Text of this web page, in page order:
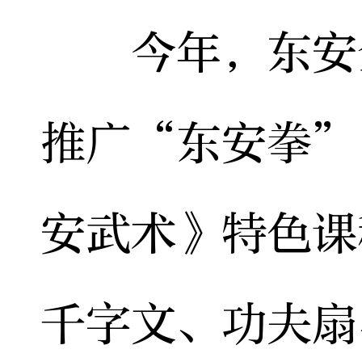
今年，东安
推广“东安拳
安武术》特色
千字文、功夫